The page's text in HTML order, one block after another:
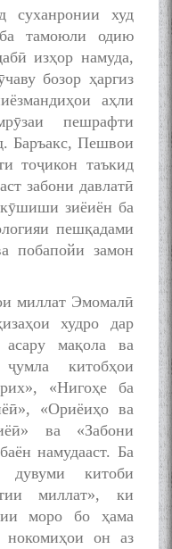
суханронии худ
тамоюли одию
изҳор намуда,
бозор ҳаргиз
аҳли
пешрафти
Баръакс, Пешвои
тоҷикон таъкид
забони давлатӣ
зиёиён ба
пешқадами
побапойи замон
миллат Эмомалӣ
худро дар
мақола ва
китобҳои
«Нигоҳе ба
«Ориёиҳо ва
ва «Забони
намудааст. Ба
дувуми китоби
миллат», ки
моро бо ҳама
он аз